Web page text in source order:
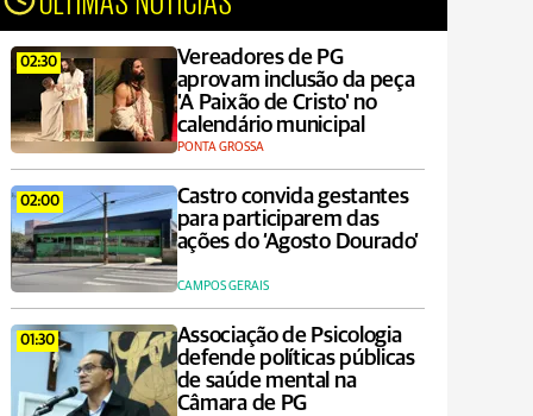
02:30
Vereadores de PG
aprovam inclusão da peça
'A Paixão de Cristo' no
calendário municipal
PONTA GROSSA
02:00
Castro convida gestantes
para participarem das
ações do ‘Agosto Dourado’
CAMPOS GERAIS
01:30
Associação de Psicologia
defende políticas públicas
de saúde mental na
Câmara de PG